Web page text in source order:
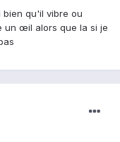
bien qu'il vibre ou
un œil alors que la si je